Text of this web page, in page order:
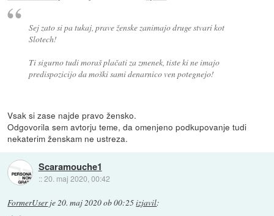
Sej zato si pa tukaj, prave ženske zanimajo druge stvari kot
Slotech!
Ti sigurno tudi moraš plačati za zmenek, tiste ki ne imajo
predispozicijo da moški sami denarnico ven potegnejo!
Vsak si zase najde pravo žensko.
Odgovorila sem avtorju teme, da omenjeno podkupovanje tudi
nekaterim ženskam ne ustreza.
Scaramouche1
::20. maj 2020, 00:42
FormerUserje20. maj 2020 ob 00:25izjavil: